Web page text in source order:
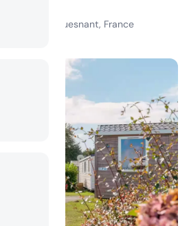
29170 Fouesnant, France